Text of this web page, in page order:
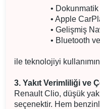
• Dokunmatik
• Apple CarPlay
• Gelişmiş
• Bluetooth ve
ile teknolojiyi
3. Yakıt Verimliliği ve
Renault Clio, düşük
seçenektir. Hem